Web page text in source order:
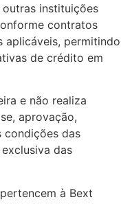
instituições
contratos
aplicáveis, permitindo
de crédito em
e não realiza
aprovação,
condições das
das
à Bext